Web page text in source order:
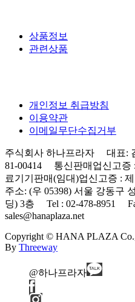
상품정보
관련상품
개인정보 취급방침
이용약관
이메일무단수집거부
주식회사 하나프라자 대표:
81-00414 통신판매업신고증
료기기판매(임대)업신고증 : 제
주소: (우 05398) 서울 강동구
딩) 3층 Tel : 02-478-8951
sales@hanaplaza.net
Copyright © HANA PLAZA
By Threeway
@하나프라자